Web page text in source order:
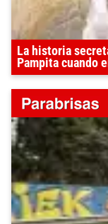
La historia
Pampita cuando